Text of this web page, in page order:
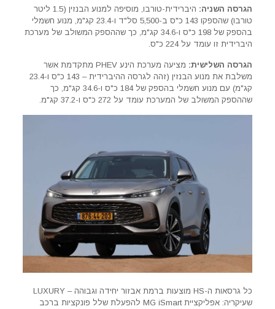
הגרסה השניה:
היברידית-טורבו, מוסיפה למנוע הבנזין (1.5 ליטר
טורבו) שהספקו 143 כ"ס ב-5,500 סל"ד ו-23.4 קג"מ, מנוע חשמלי
בהספק של 198 כ"ס ו-34.6 קג"מ, כך שההספק המשולב של מערכת
היברידית זו עומד על 224 כ"ס.
הגרסה השלישית:
מציעה מערכת הינע PHEV מתקדמת אשר
משלבת את מנוע הבנזין (זהה לגרסה ההיברידית – 143 כ"ס ו-23.4
קג"מ) עם מנוע חשמלי בהספק של 184 כ"ס ו-34.6 קג"מ, כך
שההספק המשולב של המערכת עומד על 272 כ"ס ו-37.2 קג"מ.
כל גרסאות ה-HS מוצעות ברמת אבזור יחידה וגבוהה – LUXURY
שעיקריה: אפליקציית MG iSmart להפעלת שלל פונקציות ברכב